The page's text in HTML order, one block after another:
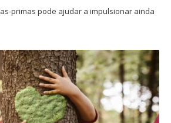
primas pode ajudar a impulsionar ainda